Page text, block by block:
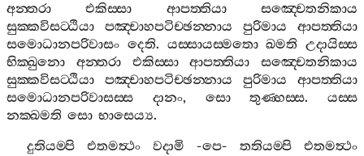
අන‍්තරා
එකිස‍්සා ආපත‍්තියා
සඤ‍්චෙතනිකාය
සුක‍්කවිසට‍්ඨියා
පඤ‍්චාහපටිච‍්ඡන‍්නාය පුරිමාය
ආපත‍්තියා
සමොධානපරිවාසං දෙති. යස‍්සායස‍්මතො ඛමති උදායිස‍්ස
භික‍්ඛුනො
අන‍්තරා එකිස‍්සා ආපත‍්තියා
සඤ‍්චෙතනිකාය
සුක‍්කවිසට‍්ඨියා
පඤ‍්චාහපටිච‍්ඡන‍්නාය පුරිමාය
ආපත‍්තියා
සමොධානපරිවාසස‍්ස
දානං, සො තුණ‍්හස‍්ස. යස‍්ස
නක‍්ඛමති සො භාසෙය්‍ය.
දුතියම‍්පි
එතමත්‍ථං වදාමි -පෙ- තතියම‍්පි
එතමත්‍ථං